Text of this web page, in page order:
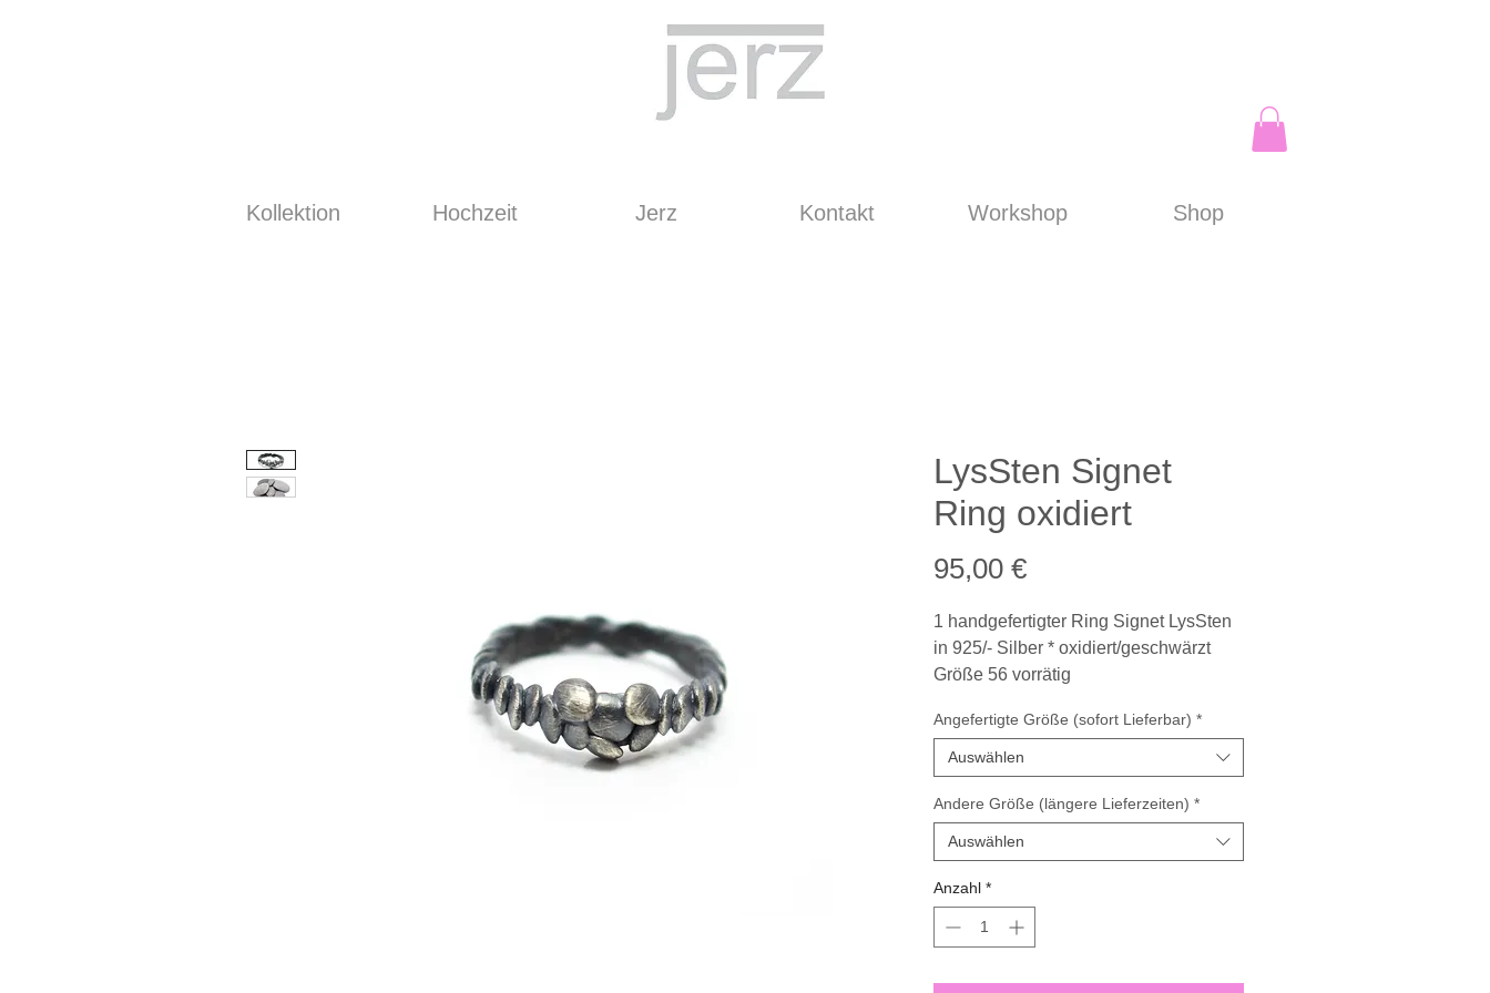
Kollektion Hochzeit Jerz Kontakt Workshop Shop
LysSten Signet
Ring oxidiert
95,00 €Preis
1 handgefertigter Ring Signet LysSten
in 925/- Silber * oxidiert/geschwärzt
Größe 56 vorrätig
Inspiration Kieselstein
* Mel Y Jerz verwendet recyceltes
Silber
Angefertigte Größe (sofort Lieferbar) *
Auswählen
Andere Größe (längere Lieferzeiten) *
Auswählen
Anzahl *